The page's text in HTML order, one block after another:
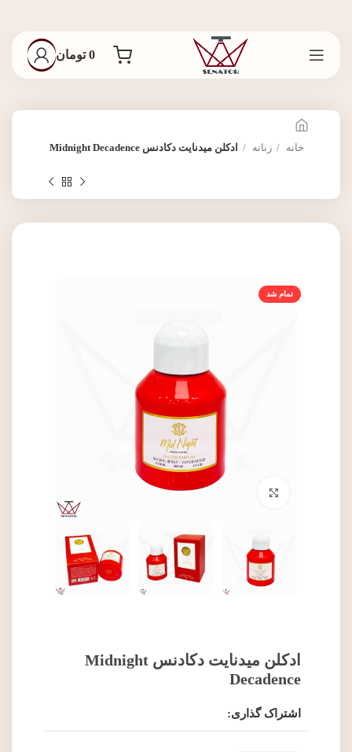
0 تومان
خانه زنانه ادکلن میدنایت دکادنس Midnight Decadence
تمام شد
برای بزرگنمایی کلیک کنید
ادکلن میدنایت دکادنس Midnight
Decadence
اشتراک گذاری: